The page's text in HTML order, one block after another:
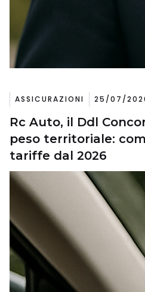
ASSICURAZIONI 25/07/
Rc Auto, il Ddl
peso territoriale:
tariffe dal 2026